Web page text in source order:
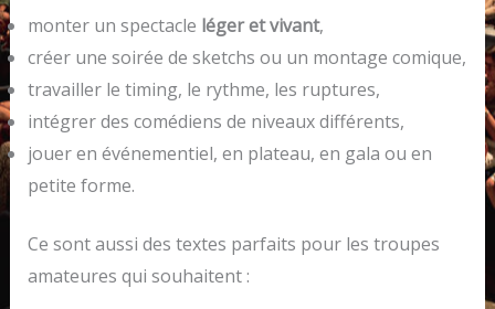
monter un spectacle léger et vivant,
créer une soirée de sketchs ou un montage comique,
travailler le timing, le rythme, les ruptures,
intégrer des comédiens de niveaux différents,
jouer en événementiel, en plateau, en gala ou en
petite forme.
Ce sont aussi des textes parfaits pour les troupes
amateures qui souhaitent :